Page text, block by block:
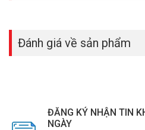
Đánh giá về sản phẩm
ĐĂNG KÝ NHẬN TIN
NGÀY